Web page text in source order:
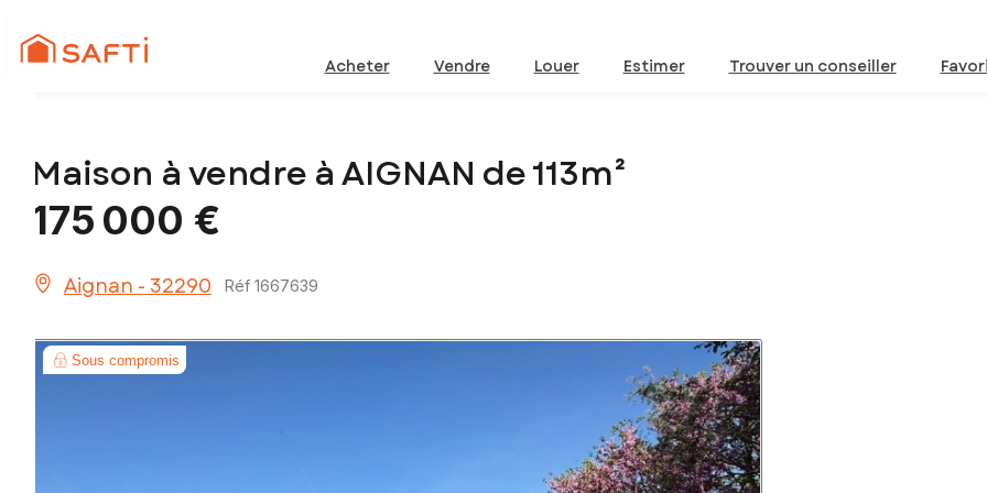
Acheter Vendre Louer Estimer Trouver un conseiller
Maison à vendre à AIGNAN de 113m²
175 000 €
Aignan - 32290 Réf 1667639
Sous compromis